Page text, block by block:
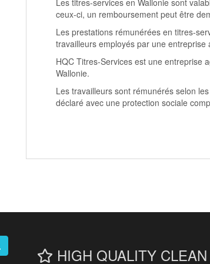
ceux-ci, un remboursement peut être
Les prestations rémunérées en titres-
travailleurs employés par une
HQC Titres-Services est une entreprise
Wallonie.
Les travailleurs sont rémunérés selon
déclaré avec une protection sociale
HIGH QUALITY CLEAN